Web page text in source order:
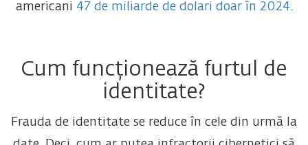
americani 47 de miliarde de dolari doar în 2024.
Cum funcționează furtul de
identitate?
Frauda de identitate se reduce în cele din urmă la